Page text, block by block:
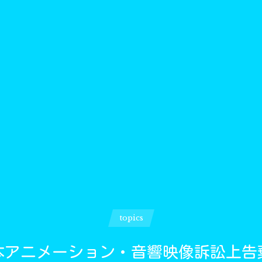
topics
アニメーション・音響映像訴訟上告